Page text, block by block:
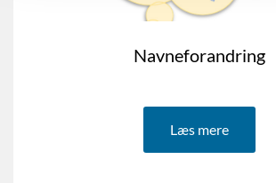
Navneforandring
Læs mere